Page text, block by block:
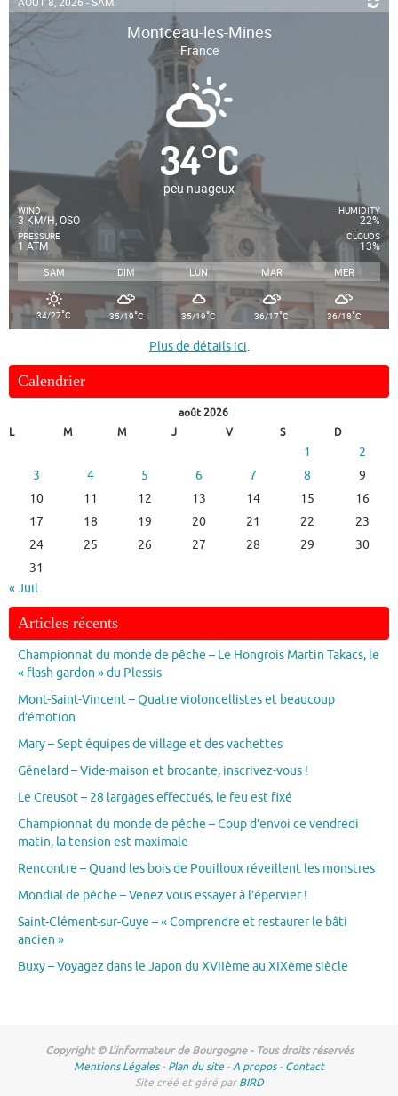
Montceau-les-Mines
France
34°C
peu nuageux
WIND
3 KM/H, OSO
PRESSURE
1 ATM
HUMIDITY
22%
CLOUDS
13%
SAM DIM LUN MAR MER
34/27°C 35/19°C 35/19°C 36/17°C 36/18°C
Plus de détails ici.
Calendrier
août 2026
L
M M J V S D
1
2
3
4 5 6 7 8
9
10
11 12 13 14 15
16
17
18 19 20 21 22
23
24
25 26 27 28 29
30
31
« Juil
Articles récents
Championnat du monde de pêche – Le Hongrois Martin Takacs, le
« flash gardon » du Plessis
Mont-Saint-Vincent – Quatre violoncellistes et beaucoup
d’émotion
Mary – Sept équipes de village et des vachettes
Génelard – Vide-maison et brocante, inscrivez-vous !
Le Creusot – 28 largages effectués, le feu est fixé
Championnat du monde de pêche – Coup d’envoi ce vendredi
matin, la tension est maximale
Rencontre – Quand les bois de Pouilloux réveillent les monstres
Mondial de pêche – Venez vous essayer à l’épervier !
Saint-Clément-sur-Guye – « Comprendre et restaurer le bâti
ancien »
Buxy – Voyagez dans le Japon du XVIIème au XIXème siècle
Copyright © L'informateur de Bourgogne - Tous droits réservés
Mentions Légales- Plan du site -A propos- Contact
Site créé et géré parBIRD